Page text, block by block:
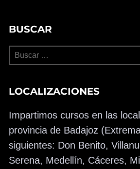
BUSCAR
Buscar:
LOCALIZACIONES
Impartimos cursos en las
provincia de Badajoz
siguientes: Don Benito,
Serena, Medellín, Cáceres,